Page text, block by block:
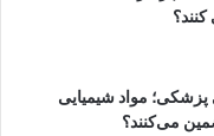
مواد شیمیایی
می‌کنند؟